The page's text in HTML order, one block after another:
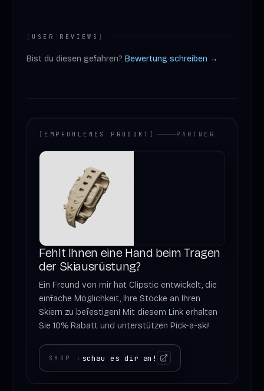
USER REVIEWS
Bist du diesen gefahren? Bewertung schreiben →
EMPFOHLENES PRODUKT PARTNER
Fehlt Ihnen eine Hand beim Tragen
der Skiausrüstung?
Ein Freund von mir hat Clipstic entwickelt, die
einfache Möglichkeit, Ihre Stöcke an Ihren
Skiern zu befestigen! Mit diesem Link erhalten
Sie 10% Rabatt und unterstützen Pick-a-ski!
SHOP › schau es dir an!